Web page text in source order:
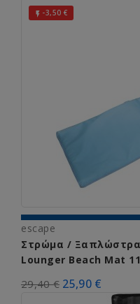
 -3,50 €
escape
Στρώμα / Ξαπλώστρα
Lounger Beach Mat
29,40 € 25,90 €